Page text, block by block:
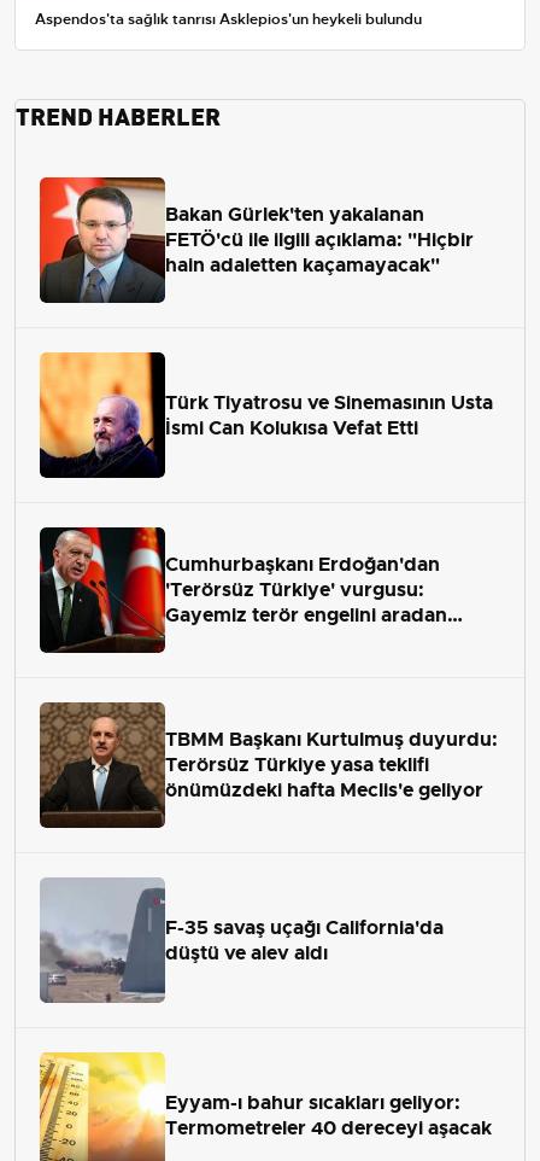
Aspendos'ta sağlık tanrısı Asklepios'un heykeli bulundu
TREND HABERLER
Bakan Gürlek'ten yakalanan
FETÖ'cü ile ilgili açıklama: "Hiçbir
hain adaletten kaçamayacak"
Türk Tiyatrosu ve Sinemasının Usta
İsmi Can Kolukısa Vefat Etti
Cumhurbaşkanı Erdoğan'dan
'Terörsüz Türkiye' vurgusu:
Gayemiz terör engelini aradan
TBMM Başkanı Kurtulmuş duyurdu:
Terörsüz Türkiye yasa teklifi
önümüzdeki hafta Meclis'e geliyor
F-35 savaş uçağı California'da
düştü ve alev aldı
Eyyam-ı bahur sıcakları geliyor:
Termometreler 40 dereceyi aşacak